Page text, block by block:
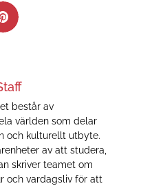
består av
världen som delar
och kulturellt utbyte.
av att studera,
skriver teamet om
och vardagsliv för att